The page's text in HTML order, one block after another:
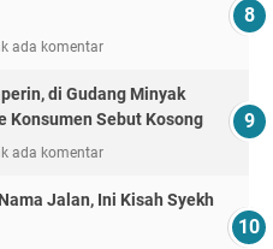
ada komentar
di Gudang Minyak
Konsumen Sebut Kosong
ada komentar
Jalan, Ini Kisah Syekh